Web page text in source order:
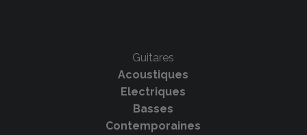
Guitares
Acoustiques
Electriques
Basses
Contemporaines